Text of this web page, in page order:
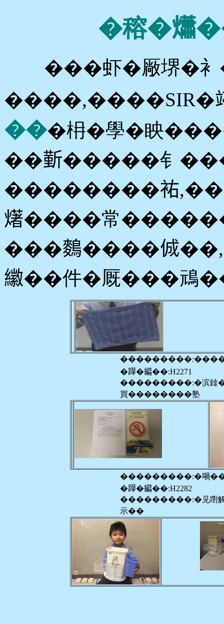
�穃
���虾�厰堺�衤
���枏�學�眏
��𣂼�����钅
𤏸����常
𦆮��件�厩���䲮
�𨅯�編��:H2271
���������:�滨鍂
買��������塾
�𨅯�編��:H2282
���������:�见嚉
示��